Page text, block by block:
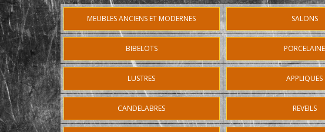
MEUBLES ANCIENS ET MODERNES SALONS
BIBELOTS PORCELAINE
LUSTRES APPLIQUES
CANDELABRES REVEILS